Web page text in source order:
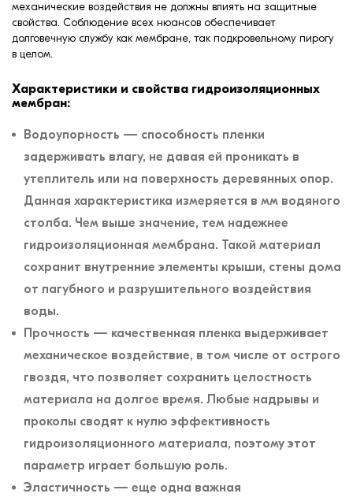
механические воздействия не должны влиять на защитные
свойства. Соблюдение всех нюансов обеспечивает
долговечную службу как мембране, так подкровельному пирогу
в целом.
Характеристики и свойства гидроизоляционных
мембран:
Водоупорность — способность пленки
задерживать влагу, не давая ей проникать в
утеплитель или на поверхность деревянных опор.
Данная характеристика измеряется в мм водяного
столба. Чем выше значение, тем надежнее
гидроизоляционная мембрана. Такой материал
сохранит внутренние элементы крыши, стены дома
от пагубного и разрушительного воздействия
воды.
Прочность — качественная пленка выдерживает
механическое воздействие, в том числе от острого
гвоздя, что позволяет сохранить целостность
материала на долгое время. Любые надрывы и
проколы сводят к нулю эффективность
гидроизоляционного материала, поэтому этот
параметр играет большую роль.
Эластичность — еще одна важная